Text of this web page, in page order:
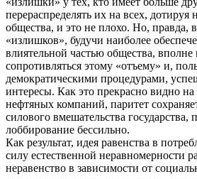
перераспределять их на всех, дотируя
общества, и это не плохо. Но, правда,
«излишков», будучи наиболее
влиятельной частью общества, вполне
сопротивляться этому «отъему» и,
демократическими процедурами,
интересы. Как это прекрасно видно
нефтяных компаний, паритет
силового вмешательства государства,
лоббирование бессильно.
Как результат, идея равенства в
силу естественной неравномерности
неравенство в зависимости от